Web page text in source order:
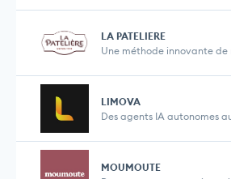
LA PATELIERE
LIMOVA
MOUMOUTE